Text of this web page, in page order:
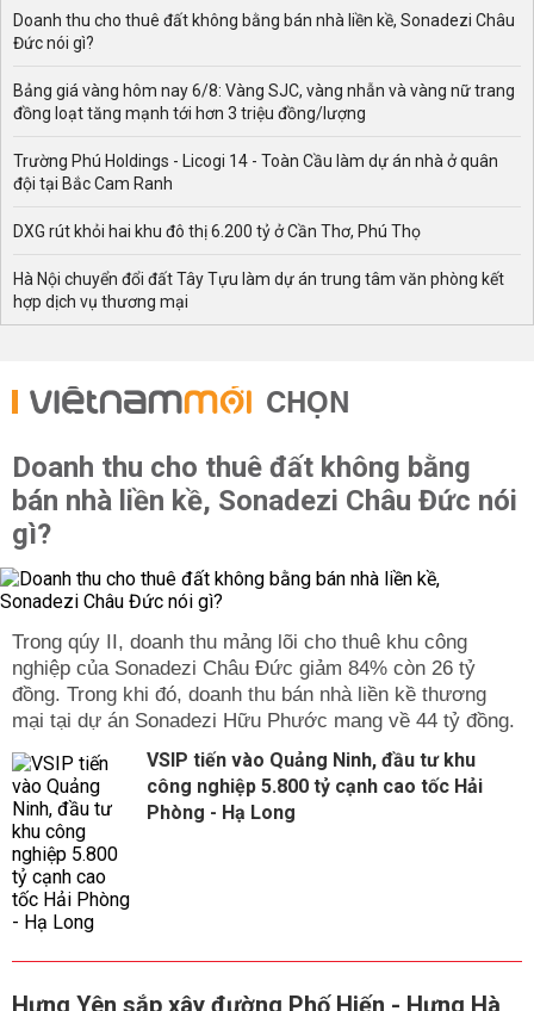
Doanh thu cho thuê đất không bằng bán nhà liền kề, Sonadezi Châu
Đức nói gì?
Bảng giá vàng hôm nay 6/8: Vàng SJC, vàng nhẫn và vàng nữ trang
đồng loạt tăng mạnh tới hơn 3 triệu đồng/lượng
Trường Phú Holdings - Licogi 14 - Toàn Cầu làm dự án nhà ở quân
đội tại Bắc Cam Ranh
DXG rút khỏi hai khu đô thị 6.200 tỷ ở Cần Thơ, Phú Thọ
Hà Nội chuyển đổi đất Tây Tựu làm dự án trung tâm văn phòng kết
hợp dịch vụ thương mại
CHỌN
Doanh thu cho thuê đất không bằng
bán nhà liền kề, Sonadezi Châu Đức nói
gì?
Trong qúy II, doanh thu mảng lõi cho thuê khu công
nghiệp của Sonadezi Châu Đức giảm 84% còn 26 tỷ
đồng. Trong khi đó, doanh thu bán nhà liền kề thương
mại tại dự án Sonadezi Hữu Phước mang về 44 tỷ đồng.
VSIP tiến vào Quảng Ninh, đầu tư khu
công nghiệp 5.800 tỷ cạnh cao tốc Hải
Phòng - Hạ Long